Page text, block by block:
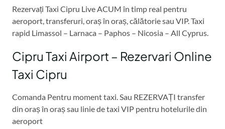
Rezervați Taxi Cipru Live ACUM în timp real pentru
aeroport, transferuri, oraș în oraș, călătorie sau VIP. Taxi
rapid Limassol – Larnaca – Paphos – Nicosia – All Cyprus.
Cipru Taxi Airport – Rezervari Online
Taxi Cipru
Comanda Pentru moment taxi. Sau REZERVAȚI transfer
din oraș în oraș sau linie de taxi VIP pentru hotelurile din
aeroport